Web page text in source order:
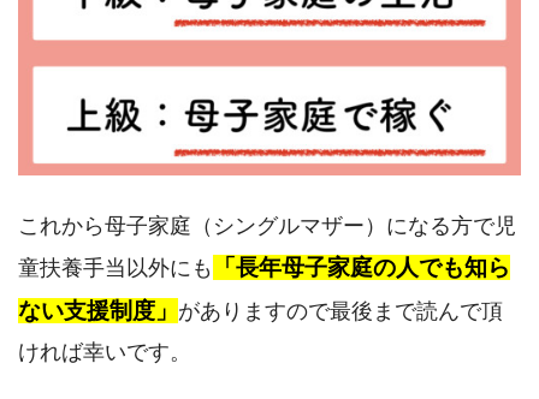
これから母子家庭（シングルマザー）になる方で児
童扶養手当以外にも
「長年母子家庭の人でも知ら
ない支援制度」 がありますので最後まで読んで頂
ければ幸いです。